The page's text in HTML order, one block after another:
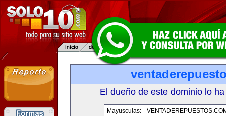
El dueño de este dominio lo
Mayusculas: